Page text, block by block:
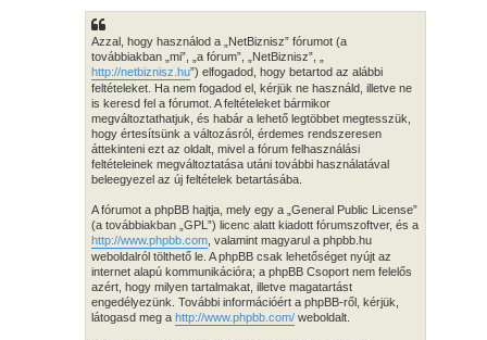
Azzal, hogy használod a „NetBiznisz” fórumot (a
továbbiakban „mi”, „a fórum”, „NetBiznisz”, „
http://netbiznisz.hu”) elfogadod, hogy betartod az alábbi
feltételeket. Ha nem fogadod el, kérjük ne használd, illetve ne
is keresd fel a fórumot. A feltételeket bármikor
megváltoztathatjuk, és habár a lehető legtöbbet megtesszük,
hogy értesítsünk a változásról, érdemes rendszeresen
áttekinteni ezt az oldalt, mivel a fórum felhasználási
feltételeinek megváltoztatása utáni további használatával
beleegyezel az új feltételek betartásába.
A fórumot a phpBB hajtja, mely egy a „General Public License”
(a továbbiakban „GPL”) licenc alatt kiadott fórumszoftver, és a
http://www.phpbb.com , valamint magyarul a phpbb.hu
weboldalról tölthető le. A phpBB csak lehetőséget nyújt az
internet alapú kommunikációra; a phpBB Csoport nem felelős
azért, hogy milyen tartalmakat, illetve magatartást
engedélyezünk. További információért a phpBB-ről, kérjük,
látogasd meg a http://www.phpbb.com/ weboldalt.